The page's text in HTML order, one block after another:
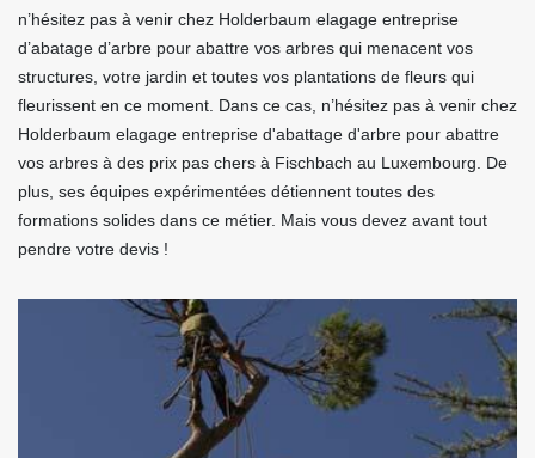
n’hésitez pas à venir chez Holderbaum elagage entreprise
d’abatage d’arbre pour abattre vos arbres qui menacent vos
structures, votre jardin et toutes vos plantations de fleurs qui
fleurissent en ce moment. Dans ce cas, n’hésitez pas à venir chez
Holderbaum elagage entreprise d'abattage d'arbre pour abattre
vos arbres à des prix pas chers à Fischbach au Luxembourg. De
plus, ses équipes expérimentées détiennent toutes des
formations solides dans ce métier. Mais vous devez avant tout
pendre votre devis !